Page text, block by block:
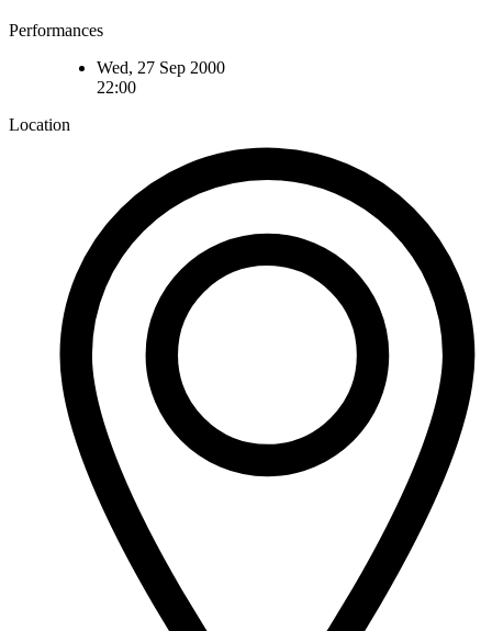
Performances
Wed, 27 Sep 2000
22:00
Location